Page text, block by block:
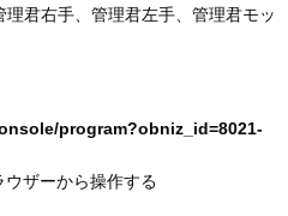
君右手、管理君左手、管理君モッ
program?obniz_id=8021-
ザーから操作する